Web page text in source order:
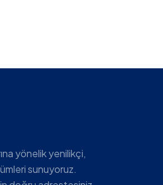
yönelik yenilikçi,
sunuyoruz.